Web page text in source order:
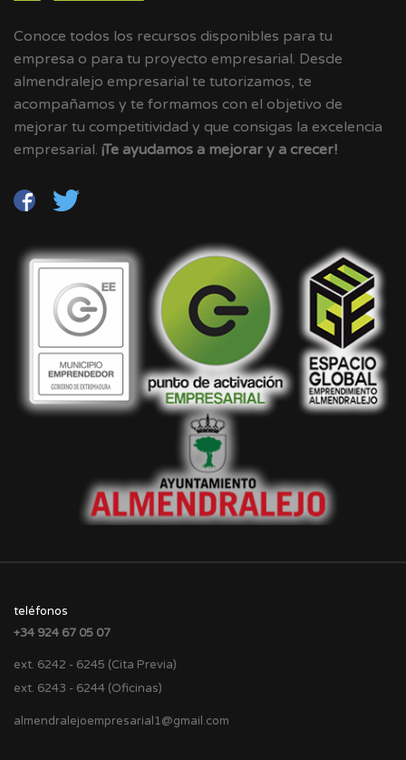
Conoce todos los recursos disponibles para tu
empresa o para tu proyecto empresarial. Desde
almendralejo empresarial te tutorizamos, te
acompañamos y te formamos con el objetivo de
mejorar tu competitividad y que consigas la excelencia
empresarial. ¡Te ayudamos a mejorar y a crecer!
teléfonos
+34 924 67 05 07
ext. 6242 - 6245 (Cita Previa)
ext. 6243 - 6244 (Oficinas)
almendralejoempresarial1@gmail.com